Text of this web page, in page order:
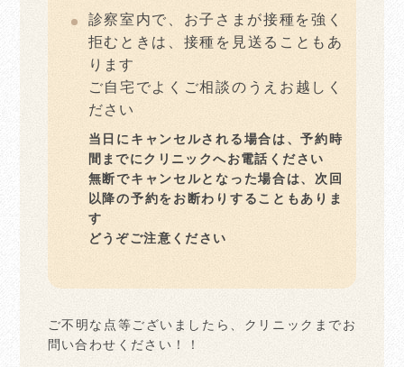
診察室内で、お子さまが接種を強く
拒むときは、接種を見送ることもあ
ります
ご自宅でよくご相談のうえお越しく
ださい
当日にキャンセルされる場合は、予約時
間までにクリニックへお電話ください
無断でキャンセルとなった場合は、次回
以降の予約をお断わりすることもありま
す
どうぞご注意ください
ご不明な点等ございましたら、クリニックまでお
問い合わせください！！